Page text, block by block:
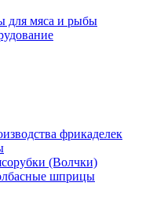
для мяса и рыбы
фрикаделек
(Волчки)
шприцы